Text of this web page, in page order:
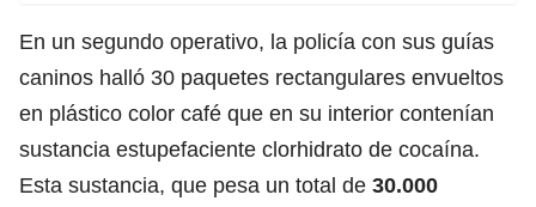
En un segundo operativo, la policía con sus guías
caninos halló 30 paquetes rectangulares envueltos
en plástico color café que en su interior contenían
sustancia estupefaciente clorhidrato de cocaína.
Esta sustancia, que pesa un total de 30.000